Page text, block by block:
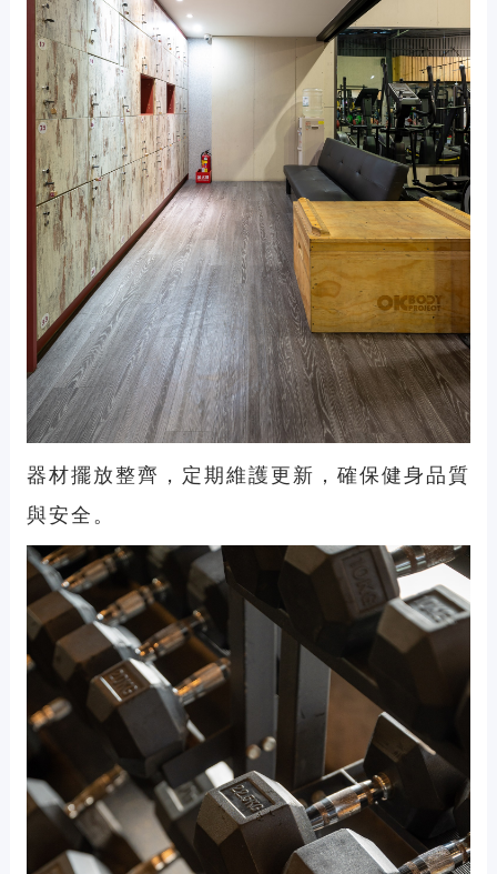
器材擺放整齊，定期維護更新，確保健身品質
與安全。